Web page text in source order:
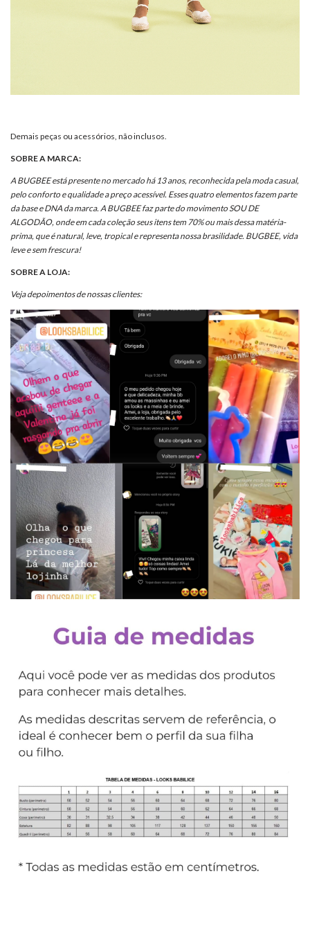
Demais peças ou acessórios, não inclusos.
SOBRE A MARCA:
A BUGBEE está presente no mercado há 13 anos, reconhecida pela moda casual,
pelo conforto e qualidade a preço acessível. Esses quatro elementos fazem parte
da base e DNA da marca. A BUGBEE faz parte do movimento SOU DE
ALGODÃO, onde em cada coleção seus itens tem 70% ou mais dessa matéria-
prima, que é natural, leve, tropical e representa nossa brasilidade. BUGBEE, vida
leve e sem frescura!
SOBRE A LOJA:
Veja depoimentos de nossas clientes: